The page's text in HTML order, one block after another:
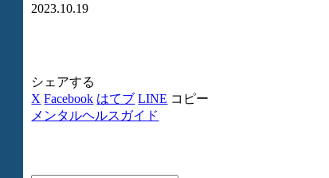
2023.10.19
シェアする
X Facebook はてブ LINE コピー
メンタルヘルスガイド